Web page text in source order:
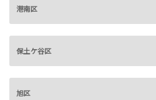
港南区
保土ケ谷区
旭区